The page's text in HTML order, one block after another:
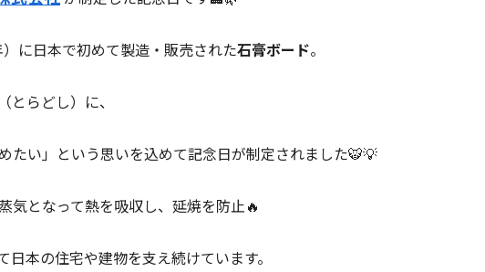
に日本で初めて製造・販売された石膏ボード。
らどし）に、
たい」という思いを込めて記念日が制定されました🐯💡
気となって熱を吸収し、延焼を防止🔥
本の住宅や建物を支え続けています。